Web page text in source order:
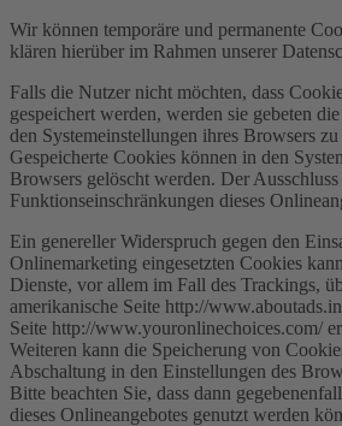
Wir können temporäre und permanente
klären hierüber im Rahmen unserer
Falls die Nutzer nicht möchten, dass
gespeichert werden, werden sie gebeten
den Systemeinstellungen ihres Browsers
Gespeicherte Cookies können in den
Browsers gelöscht werden. Der
Funktionseinschränkungen dieses
Ein genereller Widerspruch gegen den
Onlinemarketing eingesetzten Cookies
Dienste, vor allem im Fall des Trackings,
amerikanische Seite http://
Seite http://www.youronlinechoices.com/
Weiteren kann die Speicherung von
Abschaltung in den Einstellungen des
Bitte beachten Sie, dass dann
dieses Onlineangebotes genutzt werden